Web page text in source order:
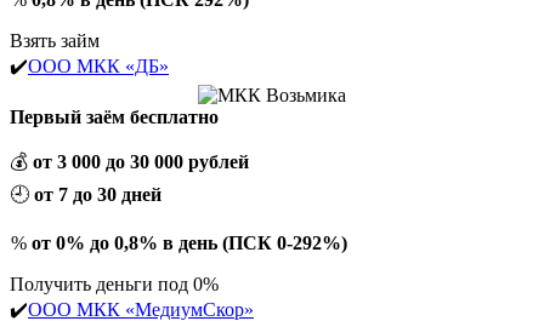
Взять займ
✔️ООО МКК «ДБ»
Первый заём бесплатно
💰 от 3 000 до 30 000 рублей
🕘 от 7 до 30 дней
% от 0% до 0,8% в день (ПСК 0-292%)
Получить деньги под 0%
✔️ООО МКК «МедиумСкор»